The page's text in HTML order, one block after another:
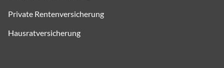
Private Rentenversicherung
Hausratversicherung